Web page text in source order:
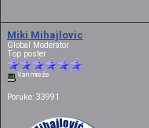
Miki Mihajlovic
Global Moderator
Top poster
Van mreže
Poruke: 33991